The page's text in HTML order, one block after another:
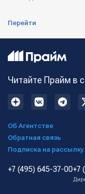
Перейти
Читайте Прайм в
Об Агентстве
Обратная связь
Подписка на рассылку
+7 (495) 645-37-00+7